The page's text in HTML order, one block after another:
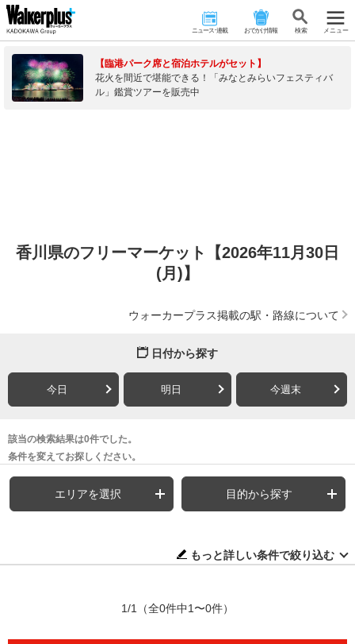
ニュース･連載 おでかけ情報 検 索 メニュー
【臨港パーク席と宿泊ホテルがセット】
花火を間近で堪能できる！「みなとみらいフェスティバ
ル」鑑賞ツアーを販売中
香川県のフリーマーケット【2026年11月30日
(月)】
ウォーカープラス掲載の駅・路線について
日付から探す
今日 明日 今週末
該当の検索結果は0件でした。
条件を変えてお探しください。
エリアを選択 目的から探す
もっと詳しい条件で絞り込む
1/1 （全0件中1〜0件）